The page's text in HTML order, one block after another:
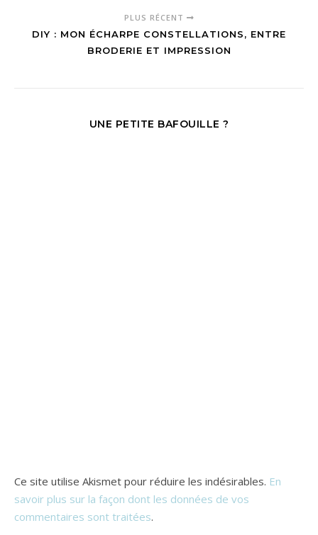
PLUS RÉCENT
DIY : MON ÉCHARPE CONSTELLATIONS, ENTRE
BRODERIE ET IMPRESSION
UNE PETITE BAFOUILLE ?
Ce site utilise Akismet pour réduire les indésirables. En
savoir plus sur la façon dont les données de vos
commentaires sont traitées.